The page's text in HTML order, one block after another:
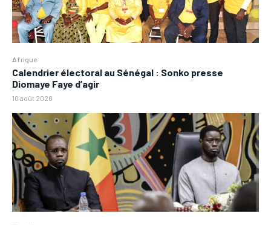
Afrique
Calendrier électoral au Sénégal : Sonko presse
Diomaye Faye d’agir
10 août 2026